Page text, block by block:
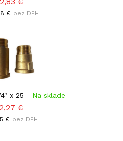
€ bez DPH
x 25 - Na sklade
2,27 €
€ bez DPH